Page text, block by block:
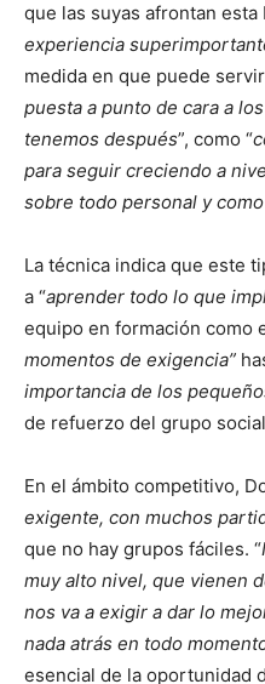
que las suyas afrontan esta
experiencia
medida en que puede
puesta a punto de cara a
tenemos después”, como “
para seguir creciendo a
sobre todo personal y
La técnica indica que este
a “aprender todo lo que
equipo en formación como
momentos de exigencia”
importancia de los
de refuerzo del grupo
En el ámbito competitivo,
exigente, con muchos
que no hay grupos fáciles. “
muy alto nivel, que vienen
nos va a exigir a dar lo
nada atrás en todo
esencial de la oportunidad